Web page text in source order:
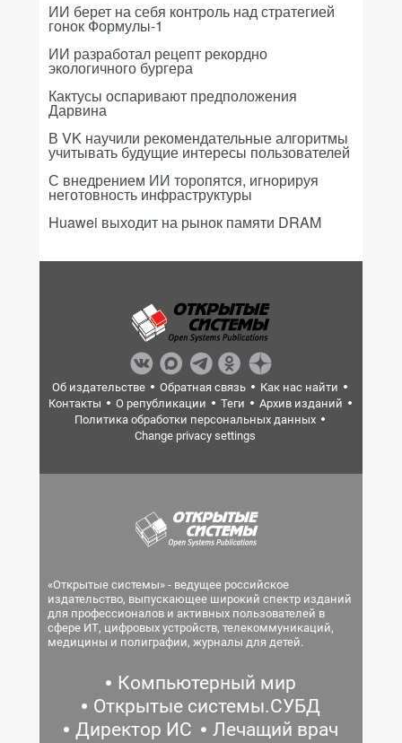
ИИ берет на себя контроль над стратегией
гонок Формулы-1
ИИ разработал рецепт рекордно
экологичного бургера
Кактусы оспаривают предположения
Дарвина
В VK научили рекомендательные алгоритмы
учитывать будущие интересы пользователей
С внедрением ИИ торопятся, игнорируя
неготовность инфраструктуры
Huawei выходит на рынок памяти DRAM
Об издательстве Обратная связь
Как нас найти
Контакты
О републикации Теги
Архив изданий
Политика обработки персональных данных
Change privacy settings
«Открытые системы» - ведущее российское
издательство, выпускающее широкий спектр изданий
для профессионалов и активных пользователей в
сфере ИТ, цифровых устройств, телекоммуникаций,
медицины и полиграфии, журналы для детей.
Компьютерный мир
Открытые системы.СУБД
Директор ИС
Лечащий врач